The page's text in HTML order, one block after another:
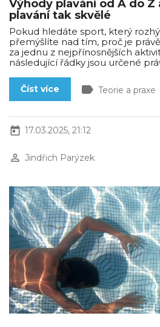
Výhody plavání od A do Z
plavání tak skvělé
Pokud hledáte sport, který
přemýšlíte nad tím, proč je
za jednu z nejpřínosnějších
následující řádky jsou určené
Číst více label Teorie a praxe
today 17.03.2025, 21:12
perm_identity Jindřich Parýzek